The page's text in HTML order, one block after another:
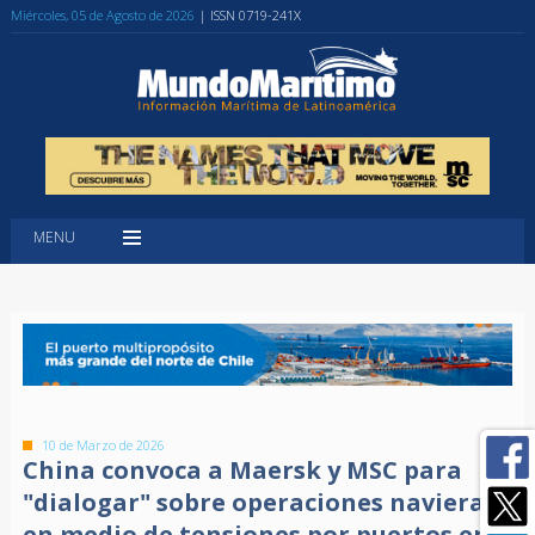
Miércoles, 05 de Agosto de 2026 | ISSN 0719-241X
MENU
10 de Marzo de 2026
China convoca a Maersk y MSC para
"dialogar" sobre operaciones navieras